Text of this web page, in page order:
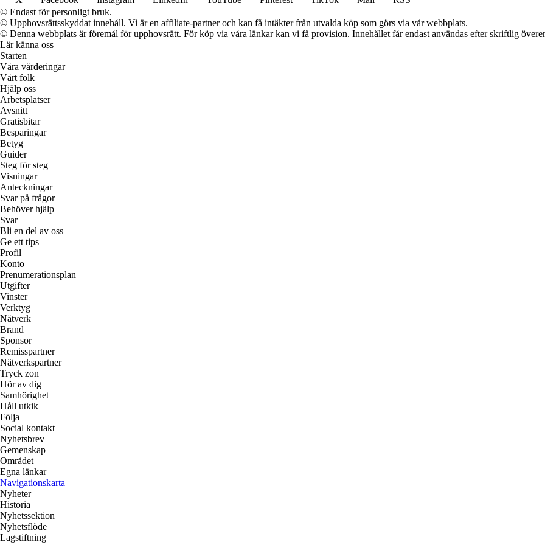
© Endast för personligt bruk.
© Upphovsrättsskyddat innehåll. Vi är en affiliate-partner och kan få intäkter från utvalda köp som görs via vår webbplats.
© Denna webbplats är föremål för upphovsrätt. För köp via våra länkar kan vi få provision. Innehållet får endast användas efter skriftlig
Lär känna oss
Starten
Våra värderingar
Vårt folk
Hjälp oss
Arbetsplatser
Avsnitt
Gratisbitar
Besparingar
Betyg
Guider
Steg för steg
Visningar
Anteckningar
Svar på frågor
Behöver hjälp
Svar
Bli en del av oss
Ge ett tips
Profil
Konto
Prenumerationsplan
Utgifter
Vinster
Verktyg
Nätverk
Brand
Sponsor
Remisspartner
Nätverkspartner
Tryck zon
Hör av dig
Samhörighet
Håll utkik
Följa
Social kontakt
Nyhetsbrev
Gemenskap
Området
Egna länkar
Navigationskarta
Nyheter
Historia
Nyhetssektion
Nyhetsflöde
Lagstiftning